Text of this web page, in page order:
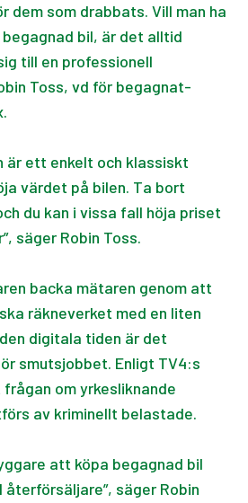
dem som drabbats. Vill man ha
bil, är det alltid
till en professionell
Toss, vd för begagnat-
är ett enkelt och klassiskt
värdet på bilen. Ta bort
du kan i vissa fall höja priset
säger Robin Toss.
backa mätaren genom att
räkneverket med en liten
digitala tiden är det
smutsjobbet. Enligt TV4:s
om yrkesliknande
av kriminellt belastade.
att köpa begagnad bil
säger Robin